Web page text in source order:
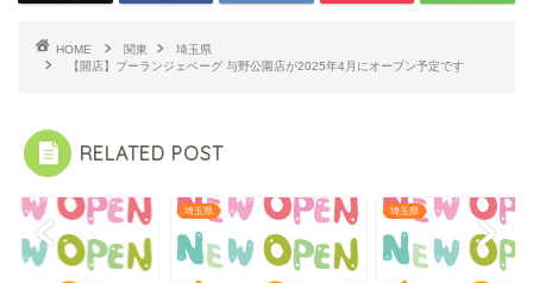
HOME 関東
埼玉県
【開店】ブーランジェベーグ 与野公園店が2025年4月にオープン予定です
RELATED POST
埼玉県 埼玉県